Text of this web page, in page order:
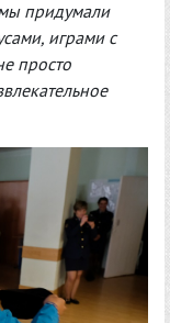
придумали
играми с
просто